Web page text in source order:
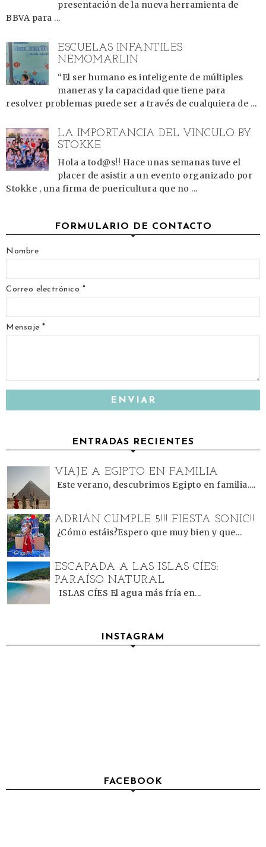
presentación de la nueva herramienta de
BBVA para ...
ESCUELAS INFANTILES
NEMOMARLIN
“El ser humano es inteligente de múltiples
maneras y la capacidad que tiene para
resolver problemas puede ser a través de cualquiera de ...
LA IMPORTANCIA DEL VÍNCULO BY
STOKKE
Hola a tod@s!! Hace unas semanas tuve el
placer de asistir a un evento organizado por
Stokke , una firma de puericultura que no ...
FORMULARIO DE CONTACTO
Nombre
Correo electrónico *
Mensaje *
ENTRADAS RECIENTES
VIAJE A EGIPTO EN FAMILIA
Este verano, descubrimos Egipto en familia....
ADRIÁN CUMPLE 5!!! FIESTA SONIC!!
¿Cómo estáis?Espero que muy bien y que...
ESCAPADA A LAS ISLAS CÍES:
PARAÍSO NATURAL
ISLAS CÍES El agua más fría en...
INSTAGRAM
FACEBOOK